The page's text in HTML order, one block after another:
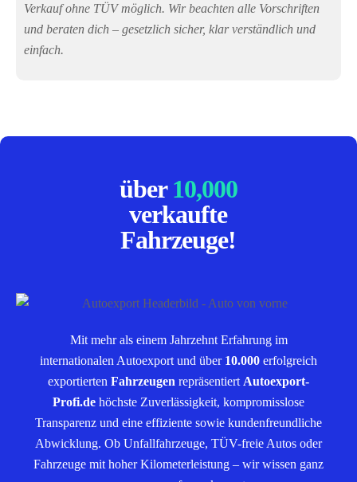
Verkauf ohne TÜV möglich. Wir beachten alle Vorschriften
und beraten dich – gesetzlich sicher, klar verständlich und
einfach.
über10,000
verkaufte
Fahrzeuge!
Mit mehr als einem Jahrzehnt Erfahrung im
internationalen Autoexport und über 10.000 erfolgreich
exportierten Fahrzeugen repräsentiert Autoexport-
Profi.de höchste Zuverlässigkeit, kompromisslose
Transparenz und eine effiziente sowie kundenfreundliche
Abwicklung. Ob Unfallfahrzeuge, TÜV-freie Autos oder
Fahrzeuge mit hoher Kilometerleistung – wir wissen ganz